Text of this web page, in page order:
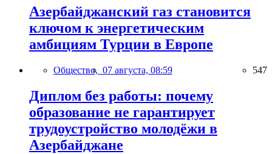
Азербайджанский газ становится
ключом к энергетическим
амбициям Турции в Европе
Общество, 07 августа, 08:59 547
Диплом без работы: почему
образование не гарантирует
трудоустройство молодёжи в
Азербайджане